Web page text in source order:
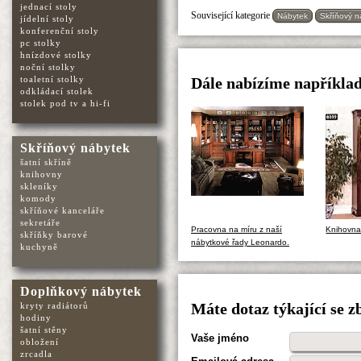
Související kategorie Nábytek Skříňový
Dále nabízíme
Pracovna na míru z naší
nábytkové řady Leonardo.
Máte dotaz týkající se
Vaše jméno
jednací stoly
jídelní stoly
konferenční stoly
pc stolky
hnízdové stolky
noční stolky
toaletní stolky
odkládací stolek
stolek pod tv a hi-fi
Skříňový nábytek
šatní skříně
knihovny
skleníky
komody
skříňové kanceláře
sekretáře
skříňky barové
kuchyně
Doplňkový nábytek
kryty radiátorů
hodiny
šatní stěny
obložení
zrcadla